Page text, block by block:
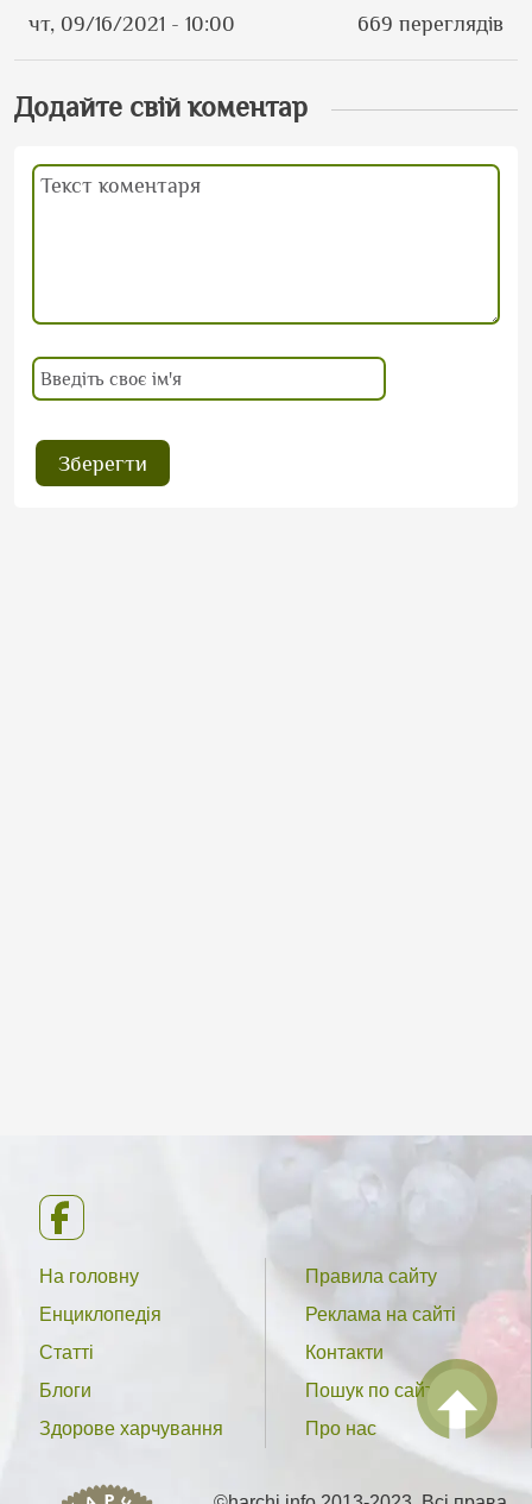
чт, 09/16/2021 - 10:00 669 переглядів
Додайте свій коментар
На головну
Енциклопедія
Статті
Блоги
Здорове харчування
Правила сайту
Реклама на сайті
Контакти
Пошук по сайту
Про нас